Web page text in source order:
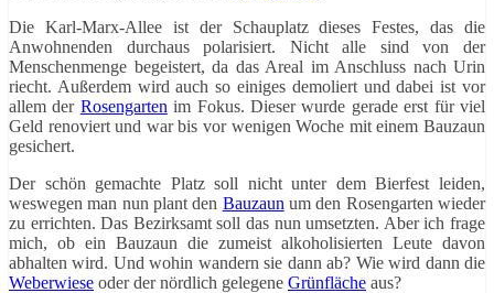
Die Karl-Marx-Allee ist der Schauplatz dieses Festes, das die
Anwohnenden durchaus polarisiert. Nicht alle sind von der
Menschenmenge begeistert, da das Areal im Anschluss nach Urin
riecht. Außerdem wird auch so einiges demoliert und dabei ist vor
allem der Rosengarten im Fokus. Dieser wurde gerade erst für viel
Geld renoviert und war bis vor wenigen Woche mit einem Bauzaun
gesichert.
Der schön gemachte Platz soll nicht unter dem Bierfest leiden,
weswegen man nun plant den Bauzaun um den Rosengarten wieder
zu errichten. Das Bezirksamt soll das nun umsetzten. Aber ich frage
mich, ob ein Bauzaun die zumeist alkoholisierten Leute davon
abhalten wird. Und wohin wandern sie dann ab? Wie wird dann die
Weberwiese oder der nördlich gelegene Grünfläche aus?